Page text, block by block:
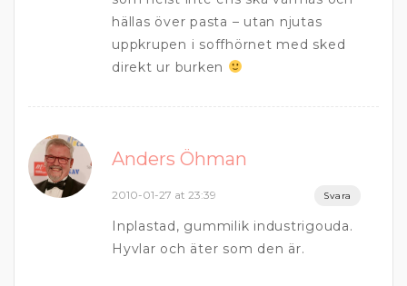
hällas över pasta – utan njutas
uppkrupen i soffhörnet med sked
direkt ur burken
Anders Öhman
2010-01-27 at 23:39 Svara
Inplastad, gummilik industrigouda.
Hyvlar och äter som den är.